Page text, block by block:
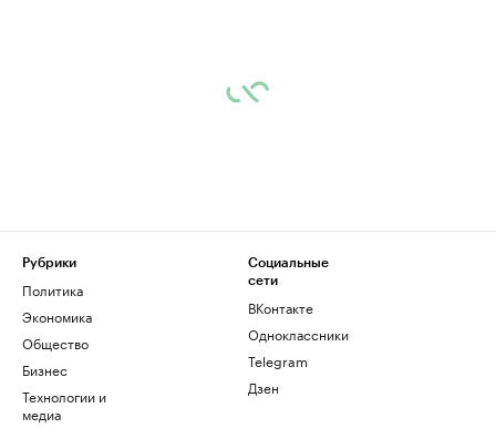
Рубрики
Политика
Экономика
Общество
Бизнес
Технологии и
медиа
Социальные
сети
ВКонтакте
Одноклассники
Telegram
Дзен